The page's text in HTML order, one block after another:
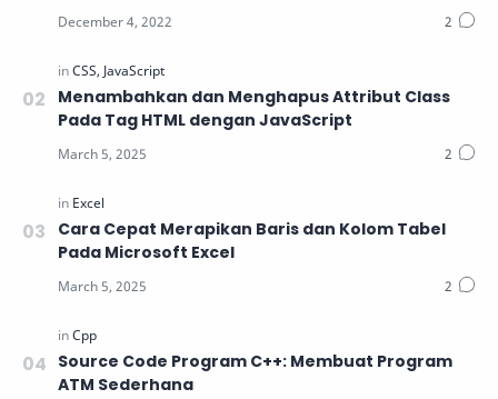
Menambahkan dan Menghapus Attribut Class
Pada Tag HTML dengan JavaScript
Cara Cepat Merapikan Baris dan Kolom Tabel
Pada Microsoft Excel
Source Code Program C++: Membuat Program
ATM Sederhana